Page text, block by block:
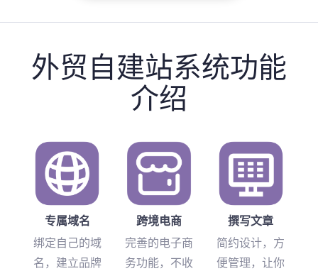
外贸自建站系统功能
介绍
专属域名
绑定自己的域
名，建立品牌
跨境电商
完善的电子商
务功能，不收
撰写文章
简约设计，方
便管理，让你